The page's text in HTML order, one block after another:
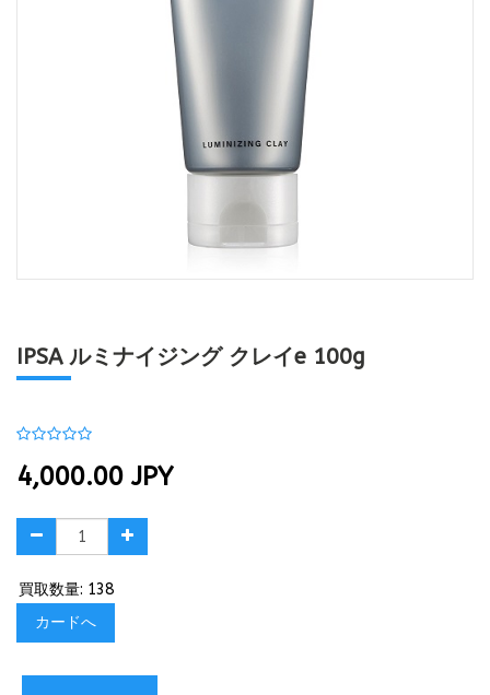
IPSA ルミナイジング クレイe 100g
4,000.00 JPY
買取数量: 138
カードへ